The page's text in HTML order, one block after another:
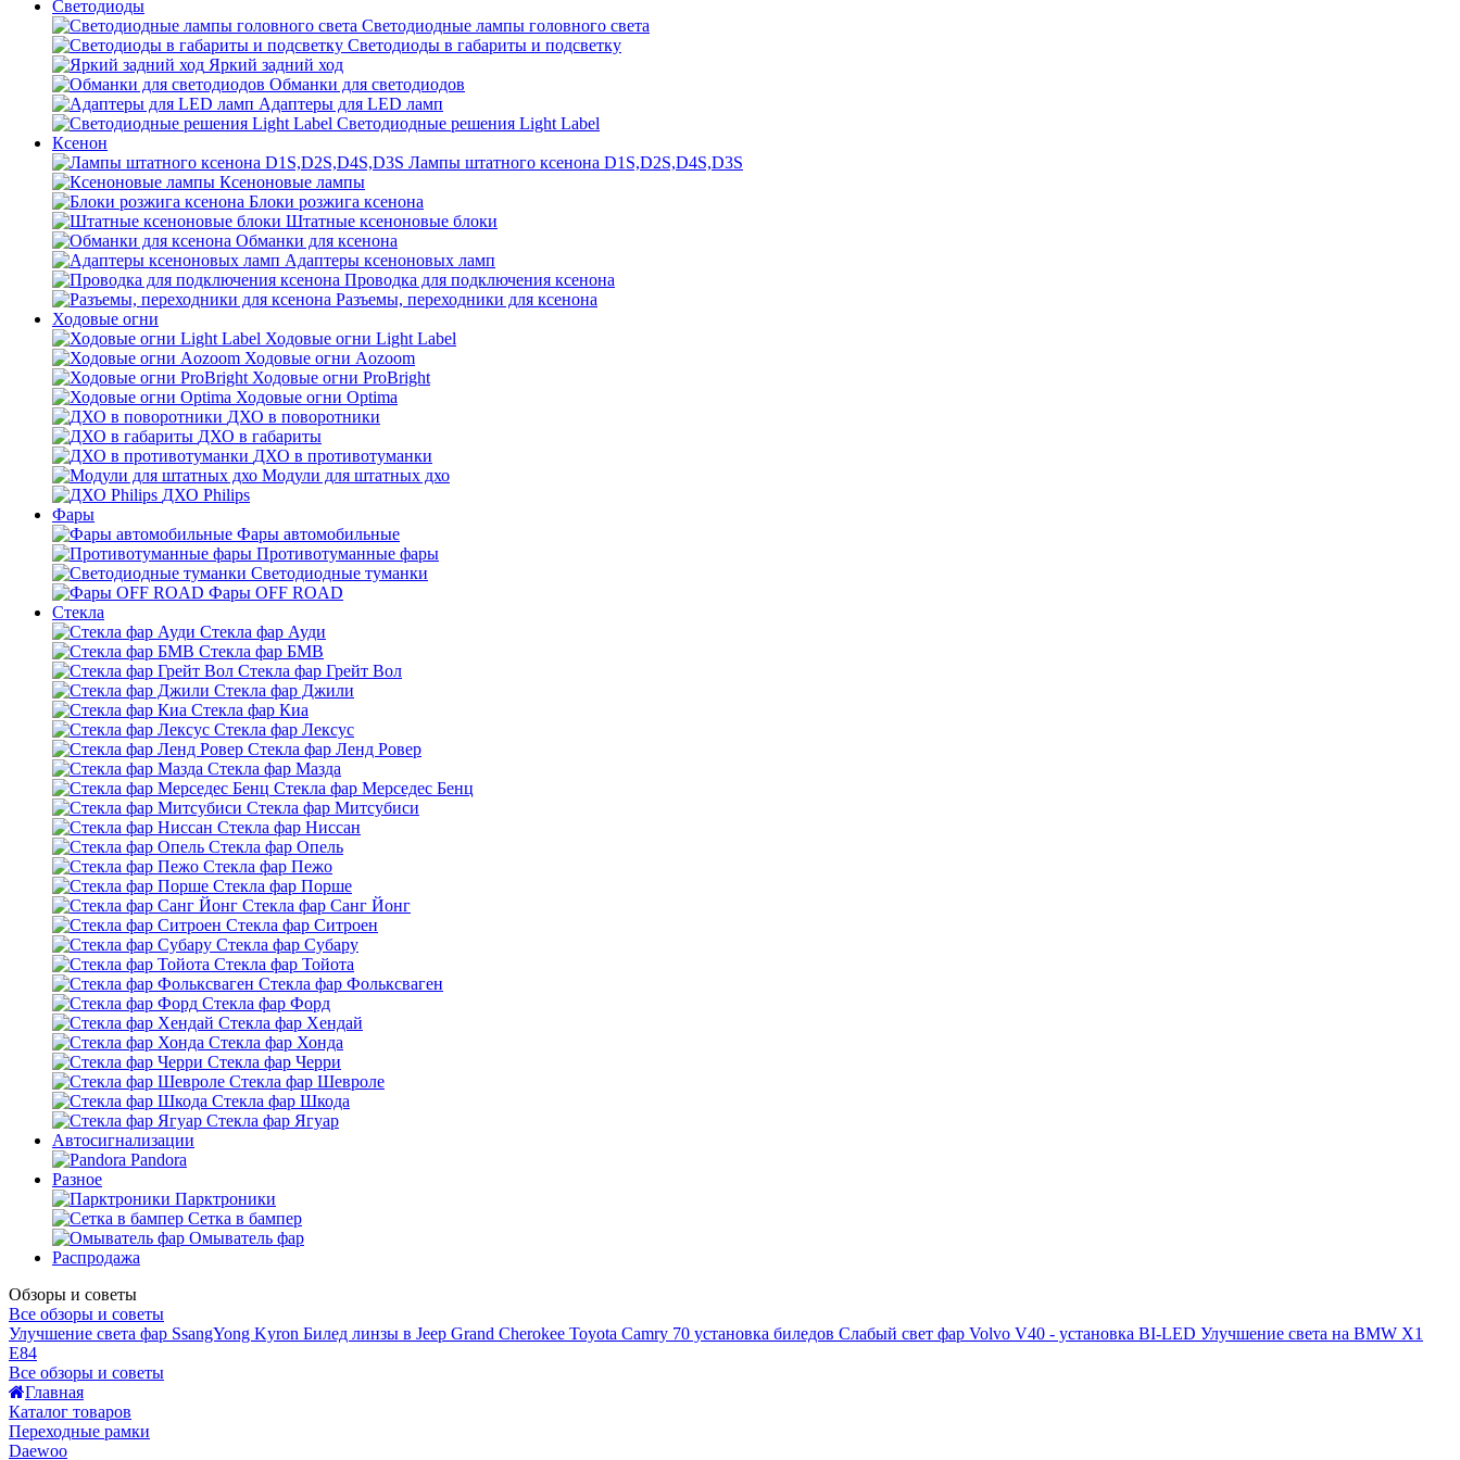
Светодиоды
Светодиодные лампы головного света
Светодиоды в габариты и подсветку
Яркий задний ход
Обманки для светодиодов
Адаптеры для LED ламп
Светодиодные решения Light Label
Ксенон
Лампы штатного ксенона D1S,D2S,D4S,D3S
Ксеноновые лампы
Блоки розжига ксенона
Штатные ксеноновые блоки
Обманки для ксенона
Адаптеры ксеноновых ламп
Проводка для подключения ксенона
Разъемы, переходники для ксенона
Ходовые огни
Ходовые огни Light Label
Ходовые огни Aozoom
Ходовые огни ProBright
Ходовые огни Optima
ДХО в поворотники
ДХО в габариты
ДХО в противотуманки
Модули для штатных дхо
ДХО Philips
Фары
Фары автомобильные
Противотуманные фары
Светодиодные туманки
Фары OFF ROAD
Стекла
Стекла фар Ауди
Стекла фар БМВ
Стекла фар Грейт Вол
Стекла фар Джили
Стекла фар Киа
Стекла фар Лексус
Стекла фар Ленд Ровер
Стекла фар Мазда
Стекла фар Мерседес Бенц
Стекла фар Митсубиси
Стекла фар Ниссан
Стекла фар Опель
Стекла фар Пежо
Стекла фар Порше
Стекла фар Санг Йонг
Стекла фар Ситроен
Стекла фар Субару
Стекла фар Тойота
Стекла фар Фольксваген
Стекла фар Форд
Стекла фар Хендай
Стекла фар Хонда
Стекла фар Черри
Стекла фар Шевроле
Стекла фар Шкода
Стекла фар Ягуар
Автосигнализации
Pandora
Разное
Парктроники
Сетка в бампер
Омыватель фар
Распродажа
Обзоры и советы
Все обзоры и советы
Улучшение света фар SsangYong Kyron Билед линзы в Jeep Grand Cherokee Toyota Camry 70 установка биледов Слабый свет фар Volvo V40 - установка BI-LED Улучшение света на BMW X1
E84
Все обзоры и советы
Главная
Каталог товаров
Переходные рамки
Daewoo